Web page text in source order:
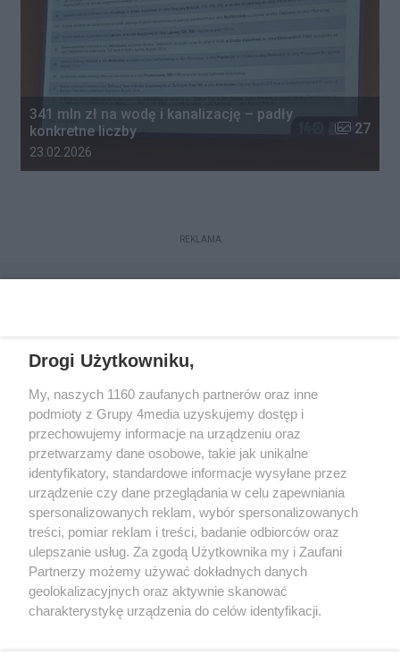
341 mln zł na wodę i kanalizację – padły
konkretne liczby
Liczba
27
Data dodania galerii:
23.02.2026
REKLAMA
Kontakt Redakcja Reklama
Regulamin
Polityka prywatności
Zapisz się do newslettera
Dołącz do grona ludzi najlepiej poinformowanych!
Zapisz się »
Drogi Użytkowniku,
My, naszych 1160 zaufanych partnerów oraz inne
podmioty z Grupy 4media uzyskujemy dostęp i
przechowujemy informacje na urządzeniu oraz
przetwarzamy dane osobowe, takie jak unikalne
identyfikatory, standardowe informacje wysyłane przez
urządzenie czy dane przeglądania w celu zapewniania
spersonalizowanych reklam, wybór spersonalizowanych
treści, pomiar reklam i treści, badanie odbiorców oraz
ulepszanie usług. Za zgodą Użytkownika my i Zaufani
Partnerzy możemy używać dokładnych danych
geolokalizacyjnych oraz aktywnie skanować
charakterystykę urządzenia do celów identyfikacji.